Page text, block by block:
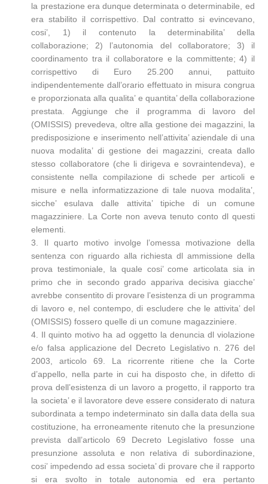
la prestazione era dunque determinata o determinabile, ed
era stabilito il corrispettivo. Dal contratto si evincevano,
cosi’, 1) il contenuto la determinabilita’ della
collaborazione; 2) l’autonomia del collaboratore; 3) il
coordinamento tra il collaboratore e la committente; 4) il
corrispettivo di Euro 25.200 annui, pattuito
indipendentemente dall’orario effettuato in misura congrua
e proporzionata alla qualita’ e quantita’ della collaborazione
prestata. Aggiunge che il programma di lavoro del
(OMISSIS) prevedeva, oltre alla gestione dei magazzini, la
predisposizione e inserimento nell’attivita’ aziendale di una
nuova modalita’ di gestione dei magazzini, creata dallo
stesso collaboratore (che li dirigeva e sovraintendeva), e
consistente nella compilazione di schede per articoli e
misure e nella informatizzazione di tale nuova modalita’,
sicche’ esulava dalle attivita’ tipiche di un comune
magazziniere. La Corte non aveva tenuto conto dl questi
elementi.
3. Il quarto motivo involge l’omessa motivazione della
sentenza con riguardo alla richiesta dl ammissione della
prova testimoniale, la quale cosi’ come articolata sia in
primo che in secondo grado appariva decisiva giacche’
avrebbe consentito di provare l’esistenza di un programma
di lavoro e, nel contempo, di escludere che le attivita’ del
(OMISSIS) fossero quelle di un comune magazziniere.
4. Il quinto motivo ha ad oggetto la denuncia dl violazione
e/o falsa applicazione del Decreto Legislativo n. 276 del
2003, articolo 69. La ricorrente ritiene che la Corte
d’appello, nella parte in cui ha disposto che, in difetto di
prova dell’esistenza di un lavoro a progetto, il rapporto tra
la societa’ e il lavoratore deve essere considerato di natura
subordinata a tempo indeterminato sin dalla data della sua
costituzione, ha erroneamente ritenuto che la presunzione
prevista dall’articolo 69 Decreto Legislativo fosse una
presunzione assoluta e non relativa di subordinazione,
cosi’ impedendo ad essa societa’ di provare che il rapporto
si era svolto in totale autonomia ed era pertanto